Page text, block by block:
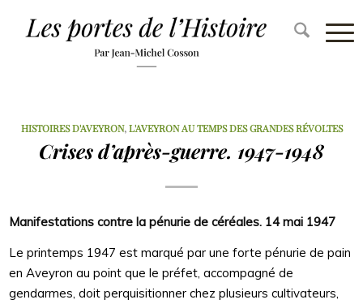
HISTOIRES D'AVEYRON,L'AVEYRON AU TEMPS DES GRANDES RÉVOLTES
Crises d’après-guerre. 1947-1948
Manifestations contre la pénurie de céréales. 14 mai 1947
Le printemps 1947 est marqué par une forte pénurie de pain
en Aveyron au point que le préfet, accompagné de
gendarmes, doit perquisitionner chez plusieurs cultivateurs,